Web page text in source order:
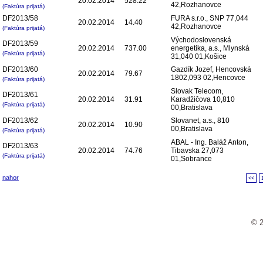
(Faktúra prijatá)
42,Rozhanovce
DF2013/58
(Faktúra prijatá)
20.02.2014 14.40
FURA s.r.o., SNP 77,044
42,Rozhanovce
DF2013/59
(Faktúra prijatá)
20.02.2014 737.00
Východoslovenská
energetika, a.s., Mlynská
31,040 01,Košice
DF2013/60
(Faktúra prijatá)
20.02.2014 79.67
Gazdík Jozef, Hencovská
1802,093 02,Hencovce
DF2013/61
(Faktúra prijatá)
20.02.2014 31.91
Slovak Telecom,
Karadžičova 10,810
00,Bratislava
DF2013/62
(Faktúra prijatá)
20.02.2014 10.90
Slovanet, a.s., 810
00,Bratislava
DF2013/63
(Faktúra prijatá)
20.02.2014 74.76
ABAL - Ing. Baláž Anton,
Tibavska 27,073
01,Sobrance
nahor <<
©